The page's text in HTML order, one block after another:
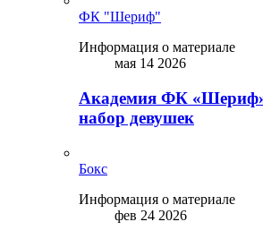
ФК "Шериф"
Информация о материале
мая 14 2026
Академия ФК «Шериф»
набор девушек
Бокс
Информация о материале
фев 24 2026